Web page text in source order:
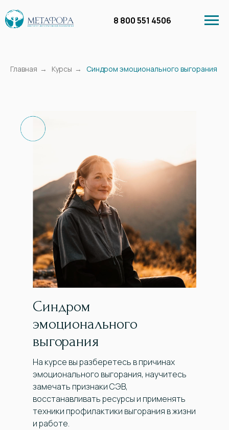
Курсы Бесплатное обучение
8 800 551 4506
Главная → Курсы → Синдром эмоционального выгорания
Синдром
эмоционального
выгорания
На курсе вы разберетесь в причинах
эмоционального выгорания, научитесь
замечать признаки СЭВ,
восстанавливать ресурсы и применять
техники профилактики выгорания в жизни
и работе.